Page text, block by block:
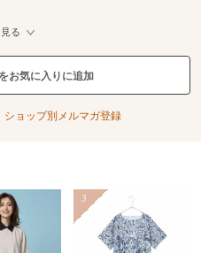
る
お気に入りに追加
ショップ別メルマガ登録
3